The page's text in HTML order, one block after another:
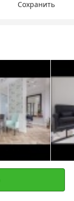
Сохранить